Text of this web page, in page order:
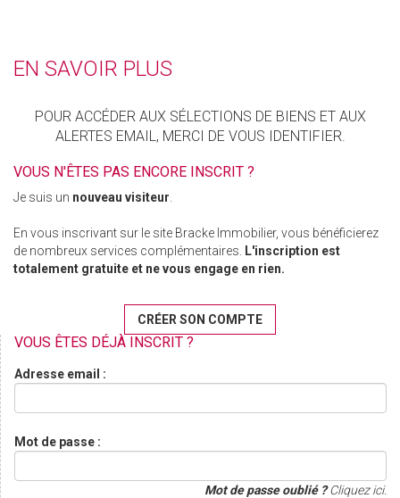
EN SAVOIR PLUS
POUR ACCÉDER AUX SÉLECTIONS DE BIENS ET AUX
ALERTES EMAIL, MERCI DE VOUS IDENTIFIER.
VOUS N'ÊTES PAS ENCORE INSCRIT ?
Je suis un nouveau visiteur
En vous inscrivant sur le site Bracke Immobilier, vous bénéficierez
de nombreux services complémentaires.
L'inscription est
totalement gratuite et ne vous engage en rien.
CRÉER SON COMPTE
VOUS ÊTES DÉJÀ INSCRIT ?
Adresse email :
Mot de passe :
Mot de passe oublié ?Cliquez ici.